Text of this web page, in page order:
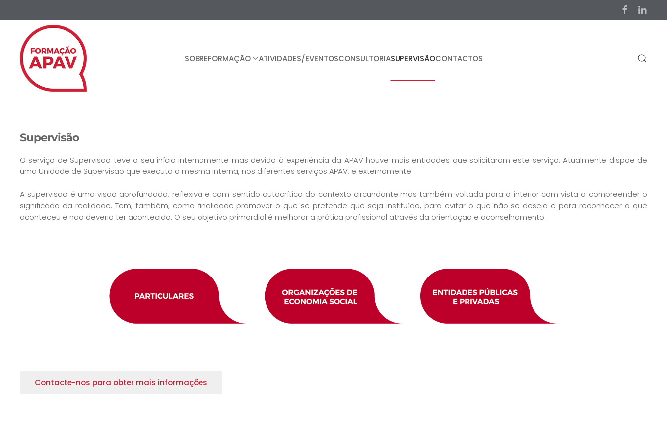
Skip to main content
SOBREFORMAÇÃO ATIVIDADES/EVENTOSCONSULTORIASUPERVISÃOCONTACTOS
Supervisão
O serviço de Supervisão teve o seu início internamente mas devido à experiência da APAV houve mais entidades que solicitaram este serviço. Atualmente dispõe de
uma Unidade de Supervisão que executa a mesma interna, nos diferentes serviços APAV, e externamente.
A supervisão é uma visão aprofundada, reflexiva e com sentido autocrítico do contexto circundante mas também voltada para o interior com vista a compreender o
significado da realidade. Tem, também, como finalidade promover o que se pretende que seja instituído, para evitar o que não se deseja e para reconhecer o que
aconteceu e não deveria ter acontecido. O seu objetivo primordial é melhorar a prática profissional através da orientação e aconselhamento.
Contacte-nos para obter mais informações